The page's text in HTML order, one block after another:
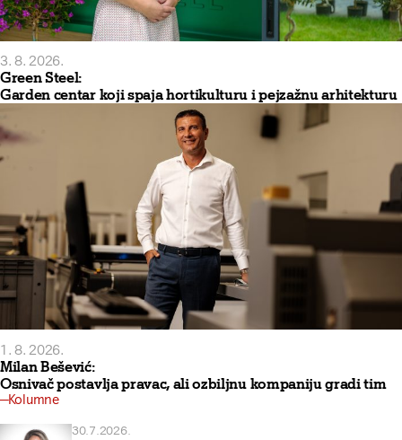
3. 8. 2026.
Green Steel:
Garden centar koji spaja hortikulturu i pejzažnu arhitekturu
1. 8. 2026.
Milan Bešević:
Osnivač postavlja pravac, ali ozbiljnu kompaniju gradi tim
Kolumne
30.7.2026.